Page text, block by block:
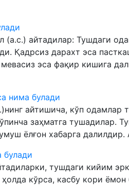
айтадилар: Тушдаги
Қадрсиз дарахт эса
эса фақир кишига
нима булади
айтишича, кўп одамлар
заҳматга тушадилар.
ёлғон хабарга далилдир.
тушдаги кийим
кўрса, касбу кори